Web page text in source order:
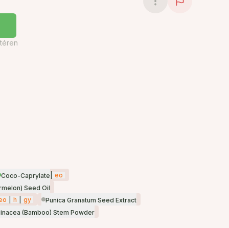
Coco-Caprylate
eo
Seed Oil
h gy
Punica Granatum Seed Extract
(Bamboo) Stem Powder